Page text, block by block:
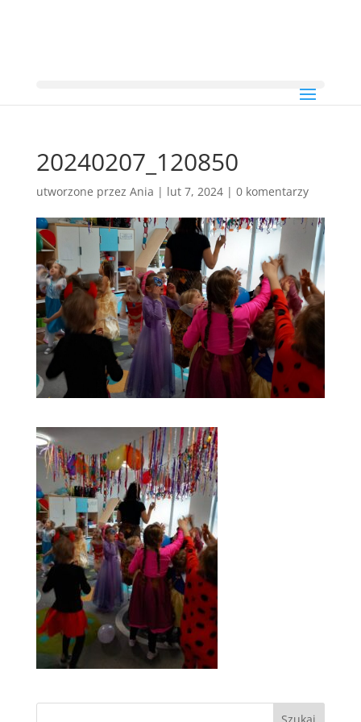
20240207_120850
utworzone przez Ania | lut 7, 2024| 0 komentarzy